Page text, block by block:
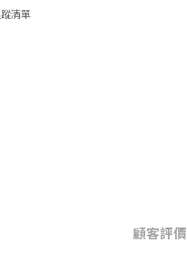
清單
顧客評價